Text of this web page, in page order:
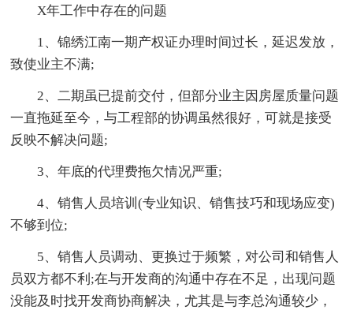
X年工作中存在的问题
1、锦绣江南一期产权证办理时间过长，延迟发放，
致使业主不满;
2、二期虽已提前交付，但部分业主因房屋质量问题
一直拖延至今，与工程部的协调虽然很好，可就是接受
反映不解决问题;
3、年底的代理费拖欠情况严重;
4、销售人员培训(专业知识、销售技巧和现场应变)
不够到位;
5、销售人员调动、更换过于频繁，对公司和销售人
员双方都不利;在与开发商的沟通中存在不足，出现问题
没能及时找开发商协商解决，尤其是与李总沟通较少，